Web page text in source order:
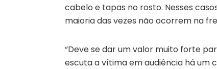
cabelo e tapas no rosto. Nesses
maioria das vezes não ocorrem na
“Deve se dar um valor muito forte
escuta a vítima em audiência há um